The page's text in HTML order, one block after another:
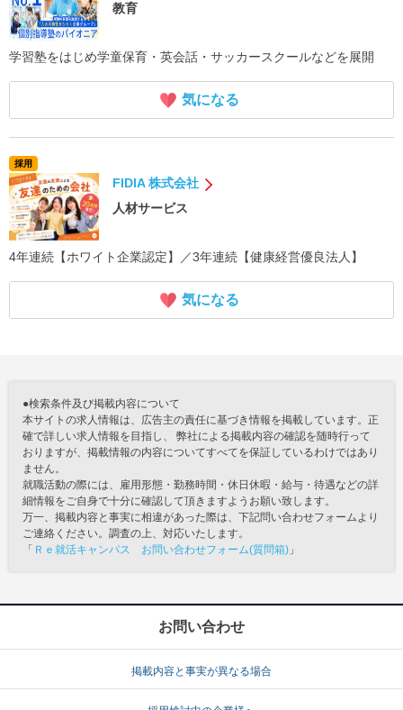
教育
学習塾をはじめ学童保育・英会話・サッカースクールなどを展開
気になる
採用
FIDIA 株式会社
人材サービス
4年連続【ホワイト企業認定】／3年連続【健康経営優良法人】
気になる
●検索条件及び掲載内容について
本サイトの求人情報は、広告主の責任に基づき情報を掲載しています。正
確で詳しい求人情報を目指し、 弊社による掲載内容の確認を随時行って
おりますが、掲載情報の内容についてすべてを保証しているわけではあり
ません。
就職活動の際には、雇用形態・勤務時間・休日休暇・給与・待遇などの詳
細情報をご自身で十分に確認して頂きますようお願い致します。
万一、掲載内容と事実に相違があった際は、下記問い合わせフォームより
ご連絡ください。調査の上、対応いたします。
「 Ｒｅ就活キャンパス お問い合わせフォーム(質問箱) 」
お問い合わせ
掲載内容と事実が異なる場合